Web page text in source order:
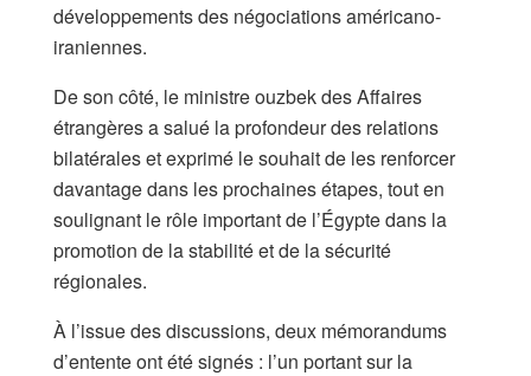
développements des négociations américano-
iraniennes.
De son côté, le ministre ouzbek des Affaires
étrangères a salué la profondeur des relations
bilatérales et exprimé le souhait de les renforcer
davantage dans les prochaines étapes, tout en
soulignant le rôle important de l’Égypte dans la
promotion de la stabilité et de la sécurité
régionales.
À l’issue des discussions, deux mémorandums
d’entente ont été signés : l’un portant sur la